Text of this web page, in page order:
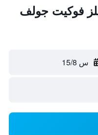
فوكيت جولف
س 15/8